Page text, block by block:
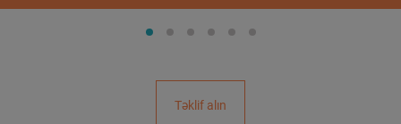
Təklif alın